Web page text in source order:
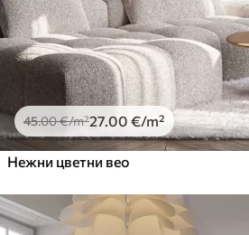
45.00€/m²27 .00 €/m²
Нежни цветни вео